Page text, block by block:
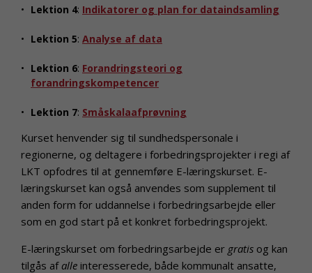
Lektion 4: Indikatorer og plan for dataindsamling
Lektion 5: Analyse af data
Lektion 6: Forandringsteori og
forandringskompetencer
Lektion 7: Småskalaafprøvning
Kurset henvender sig til sundhedspersonale i
regionerne, og deltagere i forbedringsprojekter i regi af
LKT opfodres til at gennemføre E-læringskurset. E-
læringskurset kan også anvendes som supplement til
anden form for uddannelse i forbedringsarbejde eller
som en god start på et konkret forbedringsprojekt.
E-læringskurset om forbedringsarbejde er gratis og kan
tilgås afalle interesserede, både kommunalt ansatte,